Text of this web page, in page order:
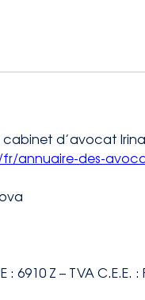
d’avocat
annuaire-des-
: 6910 Z – TVA C.E.E.